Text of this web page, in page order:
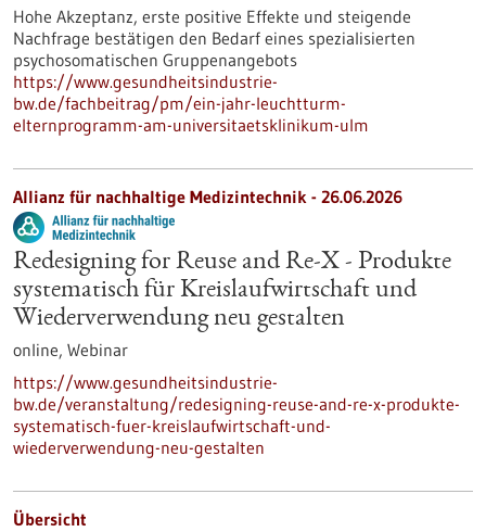
Hohe Akzeptanz, erste positive Effekte und steigende
Nachfrage bestätigen den Bedarf eines spezialisierten
psychosomatischen Gruppenangebots
https://www.gesundheitsindustrie-
bw.de/fachbeitrag/pm/ein-jahr-leuchtturm-
elternprogramm-am-universitaetsklinikum-ulm
Allianz für nachhaltige Medizintechnik - 26.06.2026
Redesigning for Reuse and Re-X - Produkte
systematisch für Kreislaufwirtschaft und
Wiederverwendung neu gestalten
online, Webinar
https://www.gesundheitsindustrie-
bw.de/veranstaltung/redesigning-reuse-and-re-x-produkte-
systematisch-fuer-kreislaufwirtschaft-und-
wiederverwendung-neu-gestalten
Übersicht